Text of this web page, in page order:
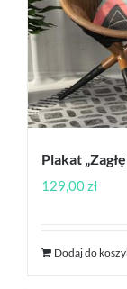
Plakat
129,00zł
Dodaj do